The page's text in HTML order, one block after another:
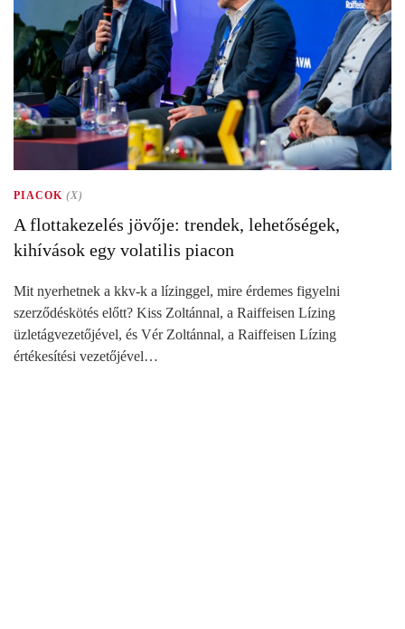
PIACOK (X)
A flottakezelés jövője: trendek, lehetőségek,
kihívások egy volatilis piacon
Mit nyerhetnek a kkv-k a lízinggel, mire érdemes figyelni
szerződéskötés előtt? Kiss Zoltánnal, a Raiffeisen Lízing
üzletágvezetőjével, és Vér Zoltánnal, a Raiffeisen Lízing
értékesítési vezetőjével…